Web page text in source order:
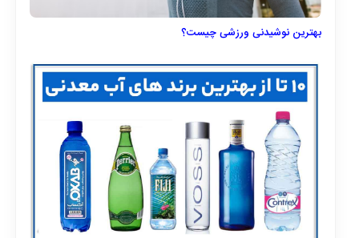
بهترین نوشیدنی ورزشی چیست؟